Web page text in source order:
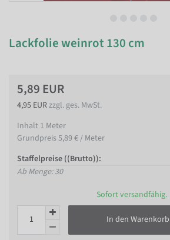
Lackfolie weinrot 130 cm
5,89 EUR
4,95 EURzzgl. ges. MwSt.
Inhalt 1 Meter
Grundpreis5,89 € / Meter
Staffelpreise ((Brutto)):
Ab Menge: 30
Sofort versandfähig.
In den Warenkorb